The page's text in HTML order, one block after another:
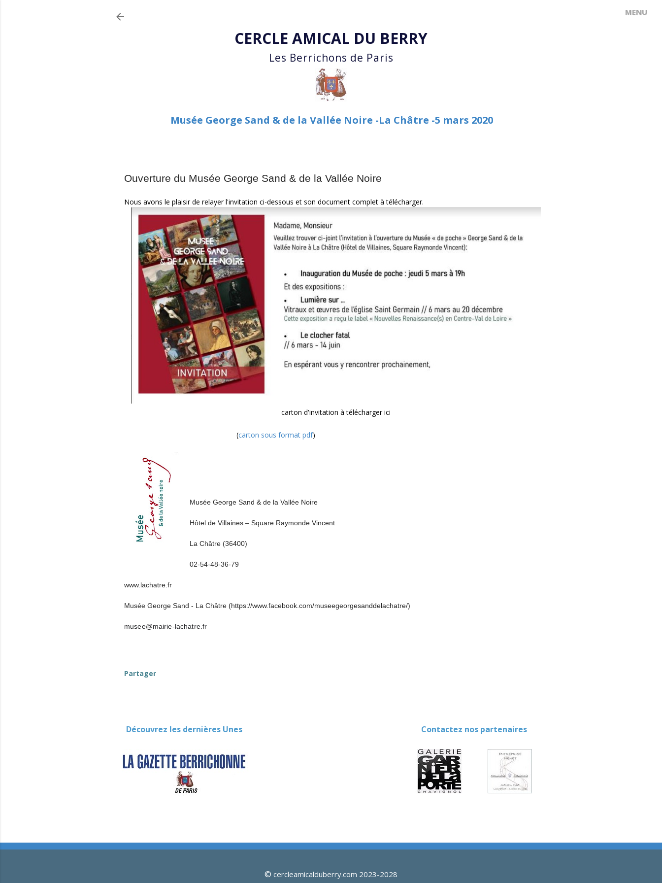
CERCLE AMICAL DU BERRY
Les Berrichons de Paris
Musée George Sand & de la Vallée Noire -La Châtre -5 mars 2020
Ouverture du Musée George Sand & de la Vallée Noire
Nous avons le plaisir de relayer l'invitation ci-dessous et son document complet à télécharger.
carton d'invitation à télécharger ici
(carton sous format pdf)
Musée George Sand & de la Vallée Noire
Hôtel de Villaines – Square Raymonde Vincent
La Châtre (36400)
02-54-48-36-79
www.lachatre.fr
Musée George Sand - La Châtre (https://www.facebook.com/museegeorgesanddelachatre/)
musee@mairie-lachatre.fr
Partager
Découvrez les dernières Unes Contactez nos partenaires
© cercleamicalduberry.com 2023-2028